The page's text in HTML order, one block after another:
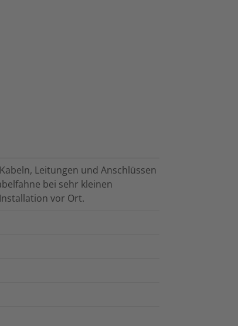
Leitungen und Anschlüssen
bei sehr kleinen
vor Ort.